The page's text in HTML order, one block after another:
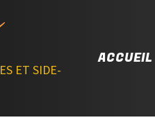
ET SIDE-
ACCUEIL